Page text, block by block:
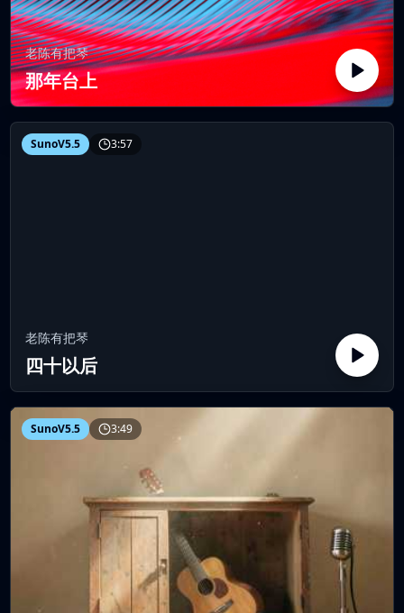
老陈有把琴
那年台上
SunoV5.5 3:57
老陈有把琴
四十以后
SunoV5.5 3:49